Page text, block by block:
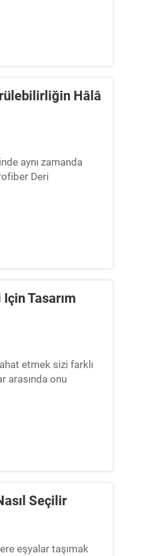
Hâlâ
aynı zamanda
Deri
polietilen
Tasarım
etmek sizi farklı
arasında onu
Seçilir
eşyalar taşımak